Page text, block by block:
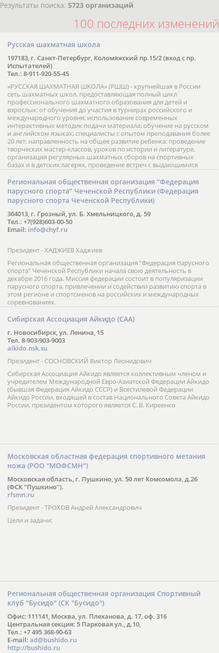
Результаты поиска: 5723 организаций
100 последних изменений
Русская шахматная школа
197183, г. Санкт-Петербург, Коломяжский пр.15/2 (вход с пр.
Испытателей)
Тел.: 8-911-920-55-45
«РУССКАЯ ШАХМАТНАЯ ШКОЛА» (РШШ) - крупнейшая в России
сеть шахматных школ, предоставляющая полный цикл
профессионального шахматного образования для детей и
взрослых: от обучения до участия в турнирах российского и
международного уровня; использование современных
интерактивных методик подачи материала; обучение на русском
и английском языках; специалисты с опытом преподавания более
20 лет; направленность на общее развитие ребенка: проведение
творческих мастер-классов, уроков по истории и литературе,
организация регулярных шахматных сборов на спортивных
базах и в детских лагерях, проведение встреч с выдающимися
шахматистами; корпоративное обучение; онлайн обучение в
форме вебинаров и индивидуальных занятий, круглые столы
российских и международных тренеров, организация фестивалей;
онлайн трансляция мероприятий и турниров.
Региональная общественная организация “Федерация
парусного спорта” Чеченской Республики (Федерация
парусного спорта Чеченской Республики)
364013, г. Грозный, ул. Б. Хмельницкого, д. 59
Тел.: +7(928)603-00-50
Email: info@chyf.ru
Президент - ХАДЖИЕВ Хаджиев
Региональная общественная организация “Федерация парусного
спорта” Чеченской Республики начала свою деятельность в
декабре 2016 года. Миссия федерации состоит в популяризации
парусного спорта, привлечении и содействии развитию спорта в
этом регионе и спортсменов на российских и международных
соревнованиях.
Сибирская Ассоциация Айкидо (САА)
г. Новосибирск, ул. Ленина, 15
Тел. 8-903-903-9003
aikido.nsk.su
Президент - СОСНОВСКИЙ Виктор Леонидович
Сибирская Ассоциация Айкидо является коллективным членом и
учредителем Международной Евро-Азиатской Федерации Айкидо
(бывшая Федерация Айкидо СССР) и Всестилевой Федерации
Айкидо России, входящей в состав Национального Совета Айкидо
России, президентом которого является С. В. Киреенко
Московская областная федерация спортивного метания
ножа (РОО "МОФСМН")
Московская область, г. Пушкино, ул. 50 лет Комсомола, д.26
(ФСК "Пушкино").
rfsmn.ru
Президент - ТРОХОВ Андрей Александрович
Цели и задачи:
Региональная общественная организация Спортивный
клуб "Бусидо" (СК "Бусидо")
Офис: 111141, Москва, ул. Плеханова, д. 17, оф. 316
Центральная секция: 5 Парковая ул., д.10,
Тел.: +7 495 368-90-63
E-mail: ad@bushido.ru
http://bushido.ru